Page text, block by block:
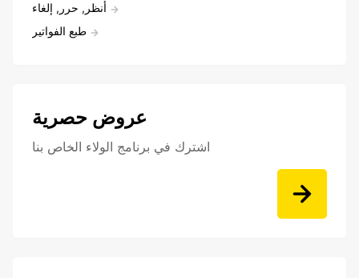
أنظر, حرر, إلغاء
طبع الفواتير
عروض حصرية
اشترك في برنامج الولاء الخاص بنا